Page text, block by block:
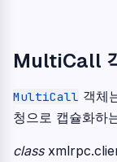
MultiCall
MultiCall 객체
청으로 캡슐화하
class